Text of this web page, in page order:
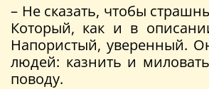
– Не сказать, чтобы
Который, как и в
Напористый, уверенный.
людей: казнить и
поводу.